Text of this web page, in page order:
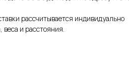
рассчитывается индивидуально
и расстояния.